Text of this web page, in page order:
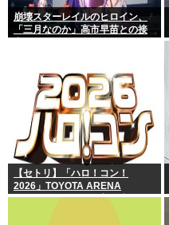
崩壊スターレイルのヒロイン、
「三月なのか」高市早苗との接
【セトリ】「ハロ！コン！
2026」TOYOTA ARENA
TOKYO 8月8日昼・夜公演セッ